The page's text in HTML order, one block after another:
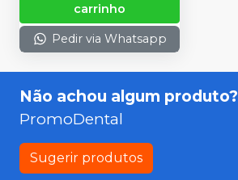
carrinho
Pedir via Whatsapp
Não achou algum produto?
PromoDental
Sugerir produtos